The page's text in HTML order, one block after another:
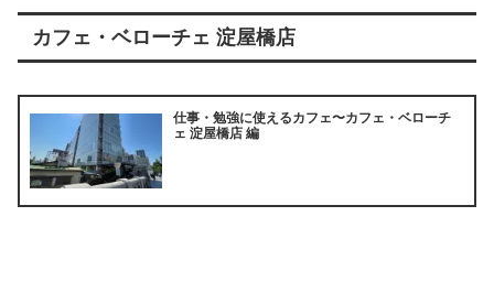
カフェ・ベローチェ 淀屋橋店
仕事・勉強に使えるカフェ〜カフェ・ベローチ
ェ 淀屋橋店 編